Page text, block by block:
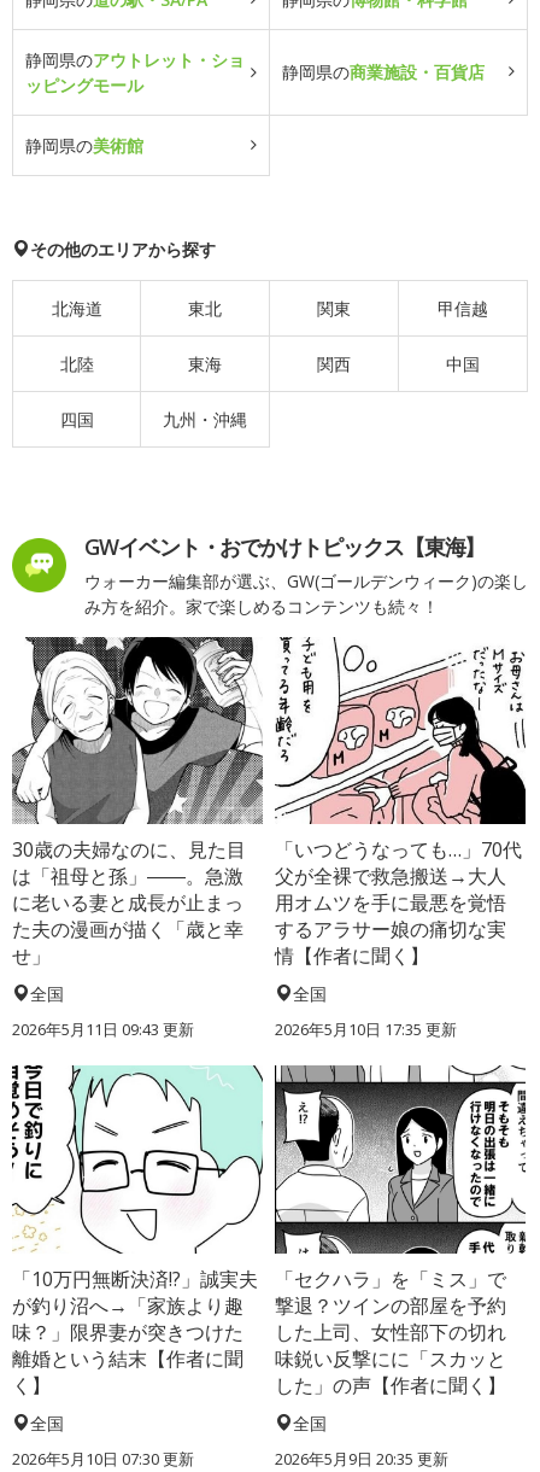
静岡県のアウトレット・ショ
ッピングモール
静岡県の商業施設・百貨店
静岡県の美術館
その他のエリアから探す
北海道 東北 関東 甲信越
北陸 東海 関西 中国
四国 九州・沖縄
GWイベント・おでかけトピックス【東海】
ウォーカー編集部が選ぶ、GW(ゴールデンウィーク)の楽し
み方を紹介。家で楽しめるコンテンツも続々！
30歳の夫婦なのに、見た目
は「祖母と孫」――。急激
に老いる妻と成長が止まっ
た夫の漫画が描く「歳と幸
せ」
全国
2026年5月11日 09:43 更新
「いつどうなっても…」70代
父が全裸で救急搬送→大人
用オムツを手に最悪を覚悟
するアラサー娘の痛切な実
情【作者に聞く】
全国
2026年5月10日 17:35 更新
「10万円無断決済!?」誠実夫
が釣り沼へ→「家族より趣
味？」限界妻が突きつけた
離婚という結末【作者に聞
く】
全国
2026年5月10日 07:30 更新
「セクハラ」を「ミス」で
撃退？ツインの部屋を予約
した上司、女性部下の切れ
味鋭い反撃にに「スカッと
した」の声【作者に聞く】
全国
2026年5月9日 20:35 更新